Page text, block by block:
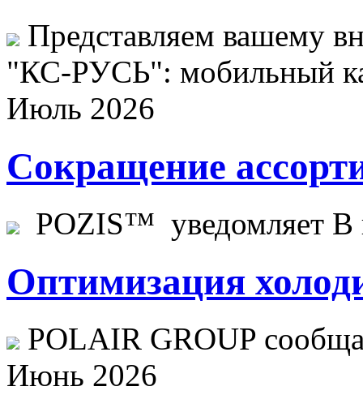
Представляем вашему
"КС-РУСЬ": мобильный
Июль 2026
Сокращение
POZIS™ уведомляет В
Оптимизация
POLAIR GROUP
Июнь 2026